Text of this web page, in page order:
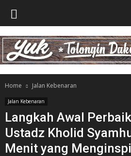
Home Jalan Kebenaran
Jalan Kebenaran
Langkah Awal
Ustadz Kholid
Menit yang